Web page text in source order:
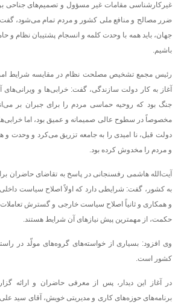
غیرکارشناسی مقامات غیر مسؤول و تصمیم‌های جناحی
ضرر مصالح و منافع ملی کشور و مردم تمام می‌شود،
جهان، باید همه با وحدت کلمه و انسجام پشتیبان نظام
باشیم.
رئیس مجمع تشخیص مصلحت نظام در مقایسه شرایط
جنگ بود که روحیه حماسی مردم را برای جبران بر
مخصوصاً در سطوح عالی صمیمانه و عمیق بود، اما
دولت قبل، نا امیدی را به جامعه تزریق می‌کرد و وحدت
و مردم را مخدوش کرده بود.
آیت‌الله هاشمی رفسنجانی در پاسخ به تقاضای حاضران
به کشور، گفت: شرایطی دارد که اولاً اصلاح سیاست
و همکاری و ثانیاً اصلاح سیاست خارجی و گسترش
حکمت، از مهمترین پیش نیازهای آن شرایط هستند.
وی افزود: بسیاری از خواسته‌های گروه‌های مولّد در
کشور است.
در آغاز این دیدار، پس از معرفی حاضران و ارائه
برنامه‌های حوزه‌های کاری و مدیریتی خویش، آقای سید